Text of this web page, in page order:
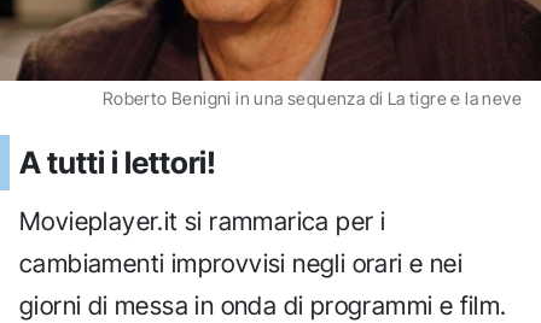
Roberto Benigni in una sequenza di La tigre e la neve
A tutti i lettori!
Movieplayer.it si rammarica per i
cambiamenti improvvisi negli orari e nei
giorni di messa in onda di programmi e film.